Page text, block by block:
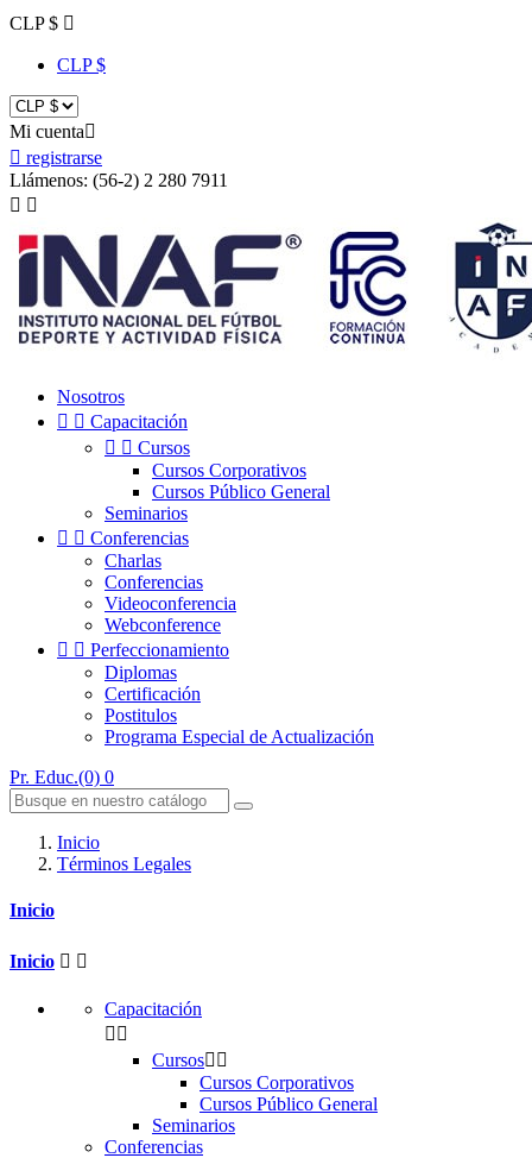
CLP $ 
CLP $
Mi cuenta
 registrarse
Llámenos: (56-2) 2 280 7911
 
Nosotros
  Capacitación
  Cursos
Cursos Corporativos
Cursos Público General
Seminarios
  Conferencias
Charlas
Conferencias
Videoconferencia
Webconference
  Perfeccionamiento
Diplomas
Certificación
Postitulos
Programa Especial de Actualización
Pr. Educ.(0) 0
Inicio
Términos Legales
Inicio
Inicio  
Capacitación
 
Cursos 
Cursos Corporativos
Cursos Público General
Seminarios
Conferencias